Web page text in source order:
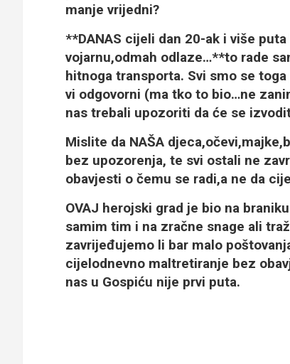
manje vrijedni?
**DANAS cijeli dan 20-ak i više
vojarnu,odmah odlaze…**to rade
hitnoga transporta. Svi smo se
vi odgovorni (ma tko to bio…ne
nas trebali upozoriti da će se
Mislite da NAŠA
bez upozorenja, te svi ostali ne
obavjesti o čemu se radi,a ne da
OVAJ herojski grad je bio na
samim tim i na zračne snage ali
zavrijeđujemo li bar malo
cijelodnevno maltretiranje bez
nas u Gospiću nije prvi puta.